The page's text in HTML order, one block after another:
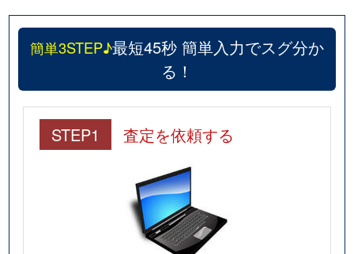
簡単3STEP♪最短45秒 簡単入力でスグ分か
る！
STEP1 査定を依頼する